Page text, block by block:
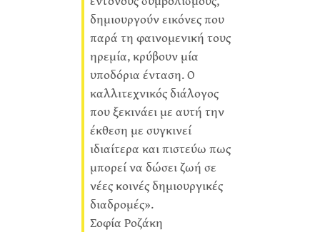
δημιουργούν εικόνες που
παρά τη φαινομενική τους
ηρεμία, κρύβουν μία
υποδόρια ένταση. Ο
καλλιτεχνικός διάλογος
που ξεκινάει με αυτή την
έκθεση με συγκινεί
ιδιαίτερα και πιστεύω πως
μπορεί να δώσει ζωή σε
νέες κοινές δημιουργικές
διαδρομές».
Σοφία Ροζάκη